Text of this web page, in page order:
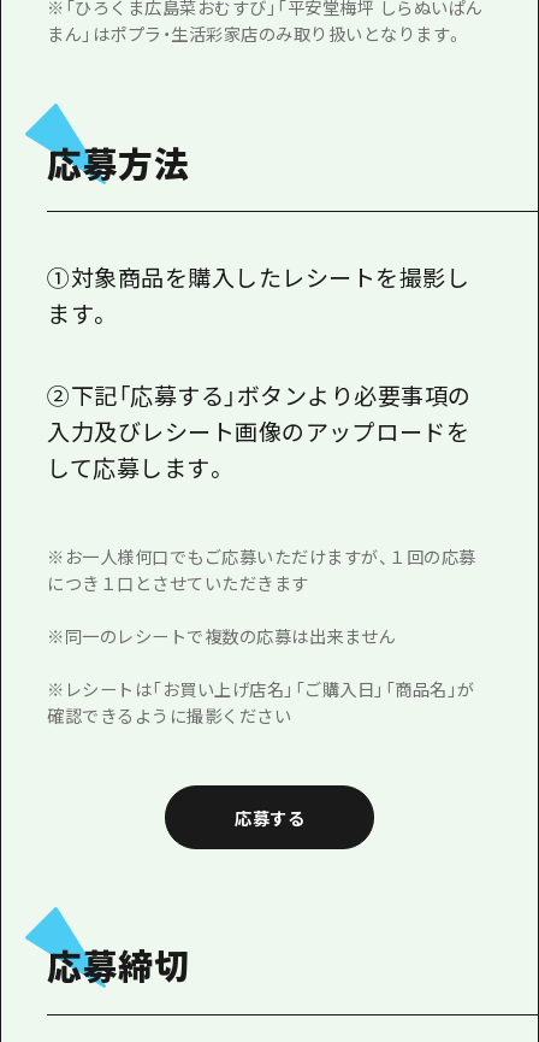
※「ひろくま広島菜おむすび」「平安堂梅坪 しらぬいぱん
まん」はポプラ・生活彩家店のみ取り扱いとなります。
応募方法
①対象商品を購入したレシートを撮影し
ます。
②下記「応募する」ボタンより必要事項の
入力及びレシート画像のアップロードを
して応募します。
※お一人様何口でもご応募いただけますが、１回の応募
につき１口とさせていただきます
※同一のレシートで複数の応募は出来ません
※レシートは「お買い上げ店名」「ご購入日」「商品名」が
確認できるように撮影ください
応募する
応募締切